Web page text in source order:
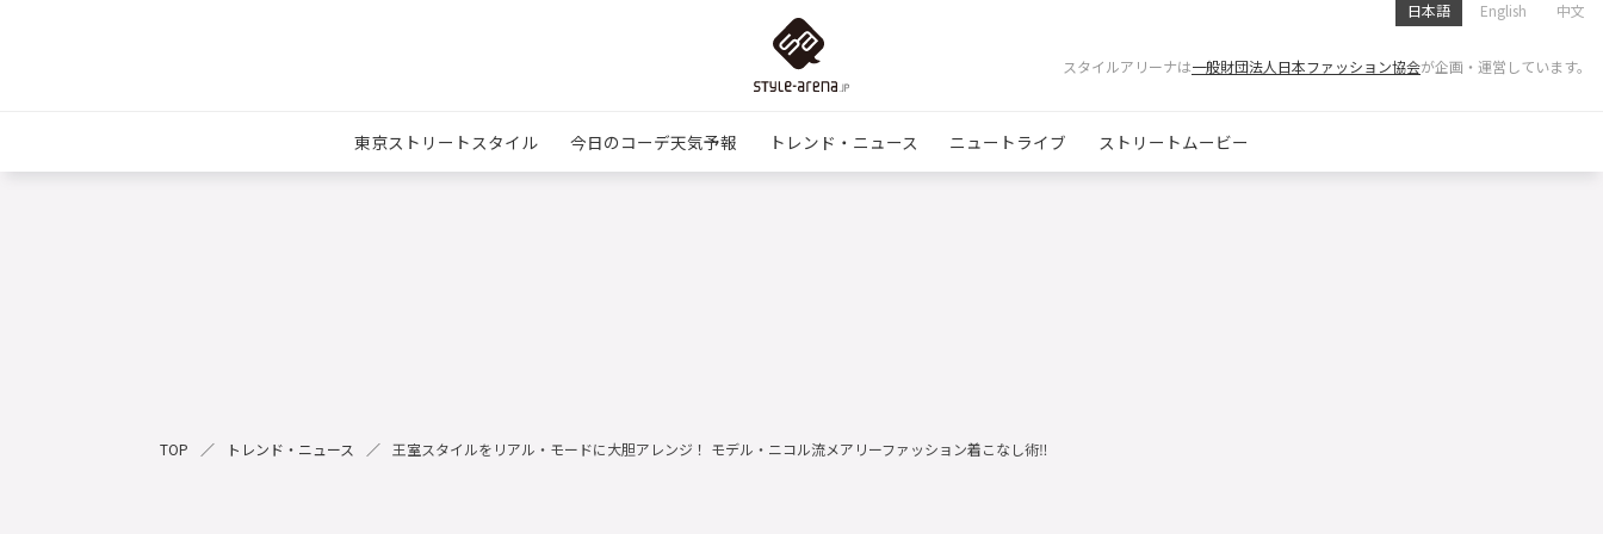
日本語 English 中文
スタイルアリーナは一般財団法人日本ファッション協会が企画・運営しています。
東京ストリートスタイル 今日のコーデ天気予報 トレンド・ニュース ニュートライブ ストリートムービー
TOP トレンド・ニュース 王室スタイルをリアル・モードに大胆アレンジ！ モデル・ニコル流メアリーファッション着こなし術‼︎